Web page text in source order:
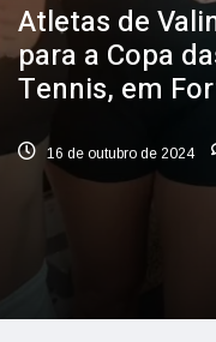
Atletas de
para a Copa
Tennis, em
16 de outubro de 2024